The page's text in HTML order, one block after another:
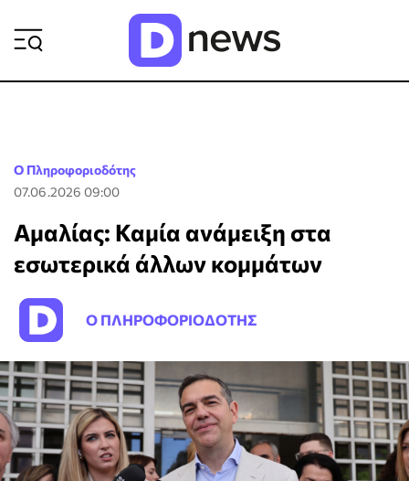
Ο Πληροφοριοδότης
07.06.2026 09:00
Αμαλίας: Καμία ανάμειξη στα
εσωτερικά άλλων κομμάτων
Ο ΠΛΗΡΟΦΟΡΙΟΔΟΤΗΣ